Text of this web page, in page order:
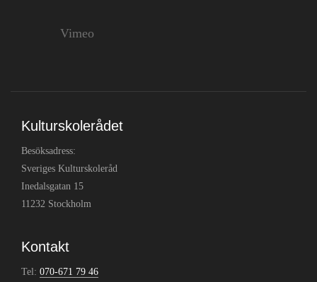
Vimeo
Kulturskolerådet
Besöksadress:
Sveriges Kulturskoleråd
Inedalsgatan 15
11232 Stockholm
Kontakt
Tel: 070-671 79 46